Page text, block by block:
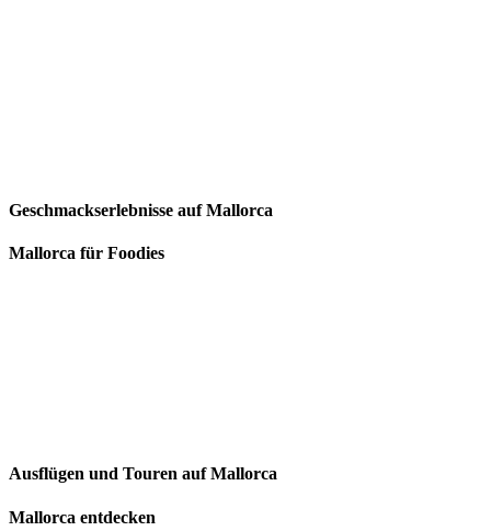
Geschmackserlebnisse auf Mallorca
Mallorca für Foodies
Ausflügen und Touren auf Mallorca
Mallorca entdecken